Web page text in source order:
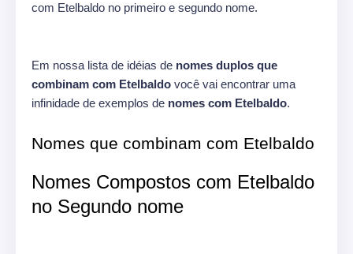
com Etelbaldo no primeiro e segundo nome.
Em nossa lista de idéias de nomes duplos que
combinam com Etelbaldo você vai encontrar uma
infinidade de exemplos de nomes com Etelbaldo.
Nomes que combinam com Etelbaldo
Nomes Compostos com Etelbaldo
no Segundo nome